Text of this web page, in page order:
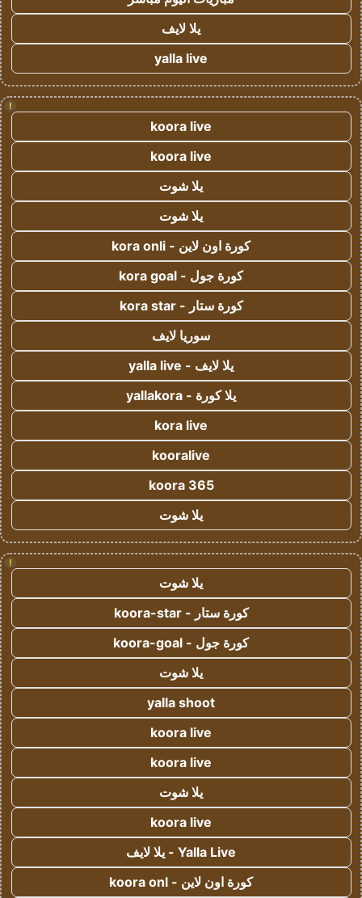
يلا لايف
yalla live
!
koora live
koora live
يلا شوت
يلا شوت
كورة اون لاين - kora onli
كورة جول - kora goal
كورة ستار - kora star
سوريا لايف
يلا لايف - yalla live
يلا كورة - yallakora
kora live
kooralive
koora 365
يلا شوت
!
يلا شوت
كورة ستار - koora-star
كورة جول - koora-goal
يلا شوت
yalla shoot
koora live
koora live
يلا شوت
koora live
Yalla Live - يلا لايف
كورة اون لاين - koora onl